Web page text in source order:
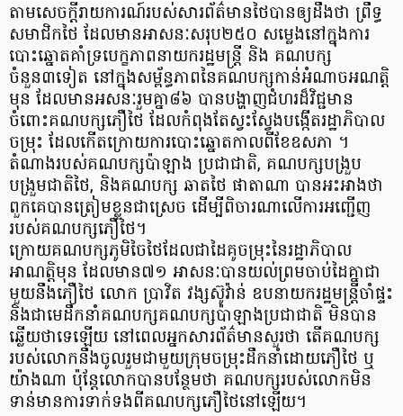
តាមសេចក្តីរាយការណ៍របស់សារព័ត៌មានថៃបានឲ្យដឹងថា ព្រឹទ្ធ
សមាជិកថៃ ដែលមានអាសនៈសរុប២៥០ សម្លេងនៅក្នុងការ
បោះឆ្នោតគាំទ្របេក្ខភាពនាយករដ្ឋមន្រ្តី និង គណបក្ស
ចំនួន៣ទៀត នៅក្នុងសម្ព័ន្ធភាពនៃគណបក្សកាន់អំណាចអណត្តិ
មុន ដែលមានអសនៈរួមគ្នា៨៦ បានបង្ហាញជំហរដ៏វិជ្ជមាន
ចំពោះគណបក្សភឿថៃ ដែលកំពុងតែស្វះស្វែងបង្កើតរដ្ឋាភិបាល
ចម្រុះ ដែលកើតក្រោយការបោះឆ្នោតកាលពីខែឧសភា ។
តំណាងរបស់គណបក្សប៉ាឡាង ប្រជាជាតិ, គណបក្សបង្រួប
បង្រួមជាតិថៃ, និងគណបក្ស ឆាតថៃ ផាតាណា បានអះអាងថា
ពួកគេបានត្រៀមខ្លួនជាស្រេច ដើម្បីពិចារណាលើការអញ្ជើញ
របស់គណបក្សភឿថៃ។
ក្រោយគណបក្សភូមិចៃថៃដែលជាដៃគូចម្រុះនៃរដ្ឋាភិបាល
អាណត្តិមុន ដែលមាន៧១ អាសនៈបានយល់ព្រមចាប់ដៃគ្នាជា
មួយនឹងភឿថៃ លោក ប្រាវិត វង្សស៊ូវ៉ាន់ ឧបនាយករដ្ឋមន្រ្តីចាំផ្ទះ
និងជាមេដឹកនាំគណបក្សគណបក្សប៉ាឡាងប្រជាជាតិ មិនបាន
ឆ្លើយថាទេឡើយ នៅពេលអ្នកសារព័ត៌មានសួរថា តើគណបក្ស
របស់លោកនឹងចូលរួមជាមួយក្រុមចម្រុះដឹកនាំដោយភឿថៃ ឬ
យ៉ាងណា ប៉ុន្តែលោកបានបន្ថែមថា គណបក្សរបស់លោកមិន
ទាន់មានការទាក់ទងពីគណបក្សភឿថៃនៅឡើយ។